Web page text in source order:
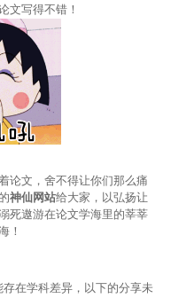
文写得不错！
论文，舍不得让你们那么痛
神仙网站给大家，以弘扬让
死遨游在论文学海里的莘莘
！
在学科差异，以下的分享未